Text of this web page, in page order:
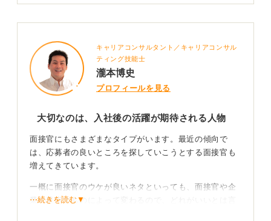
キャリアコンサルタント／キャリアコンサル
ティング技能士
瀧本博史
プロフィールを見る
大切なのは、入社後の活躍が期待される人物
面接官にもさまざまなタイプがいます。最近の傾向で
は、応募者の良いところを探していこうとする面接官も
増えてきています。
一概に面接官のウケが良いネタといっても、面接官や企
業の目指すものによって変わるので、どれがいいとは言
⋯続きを読む▼